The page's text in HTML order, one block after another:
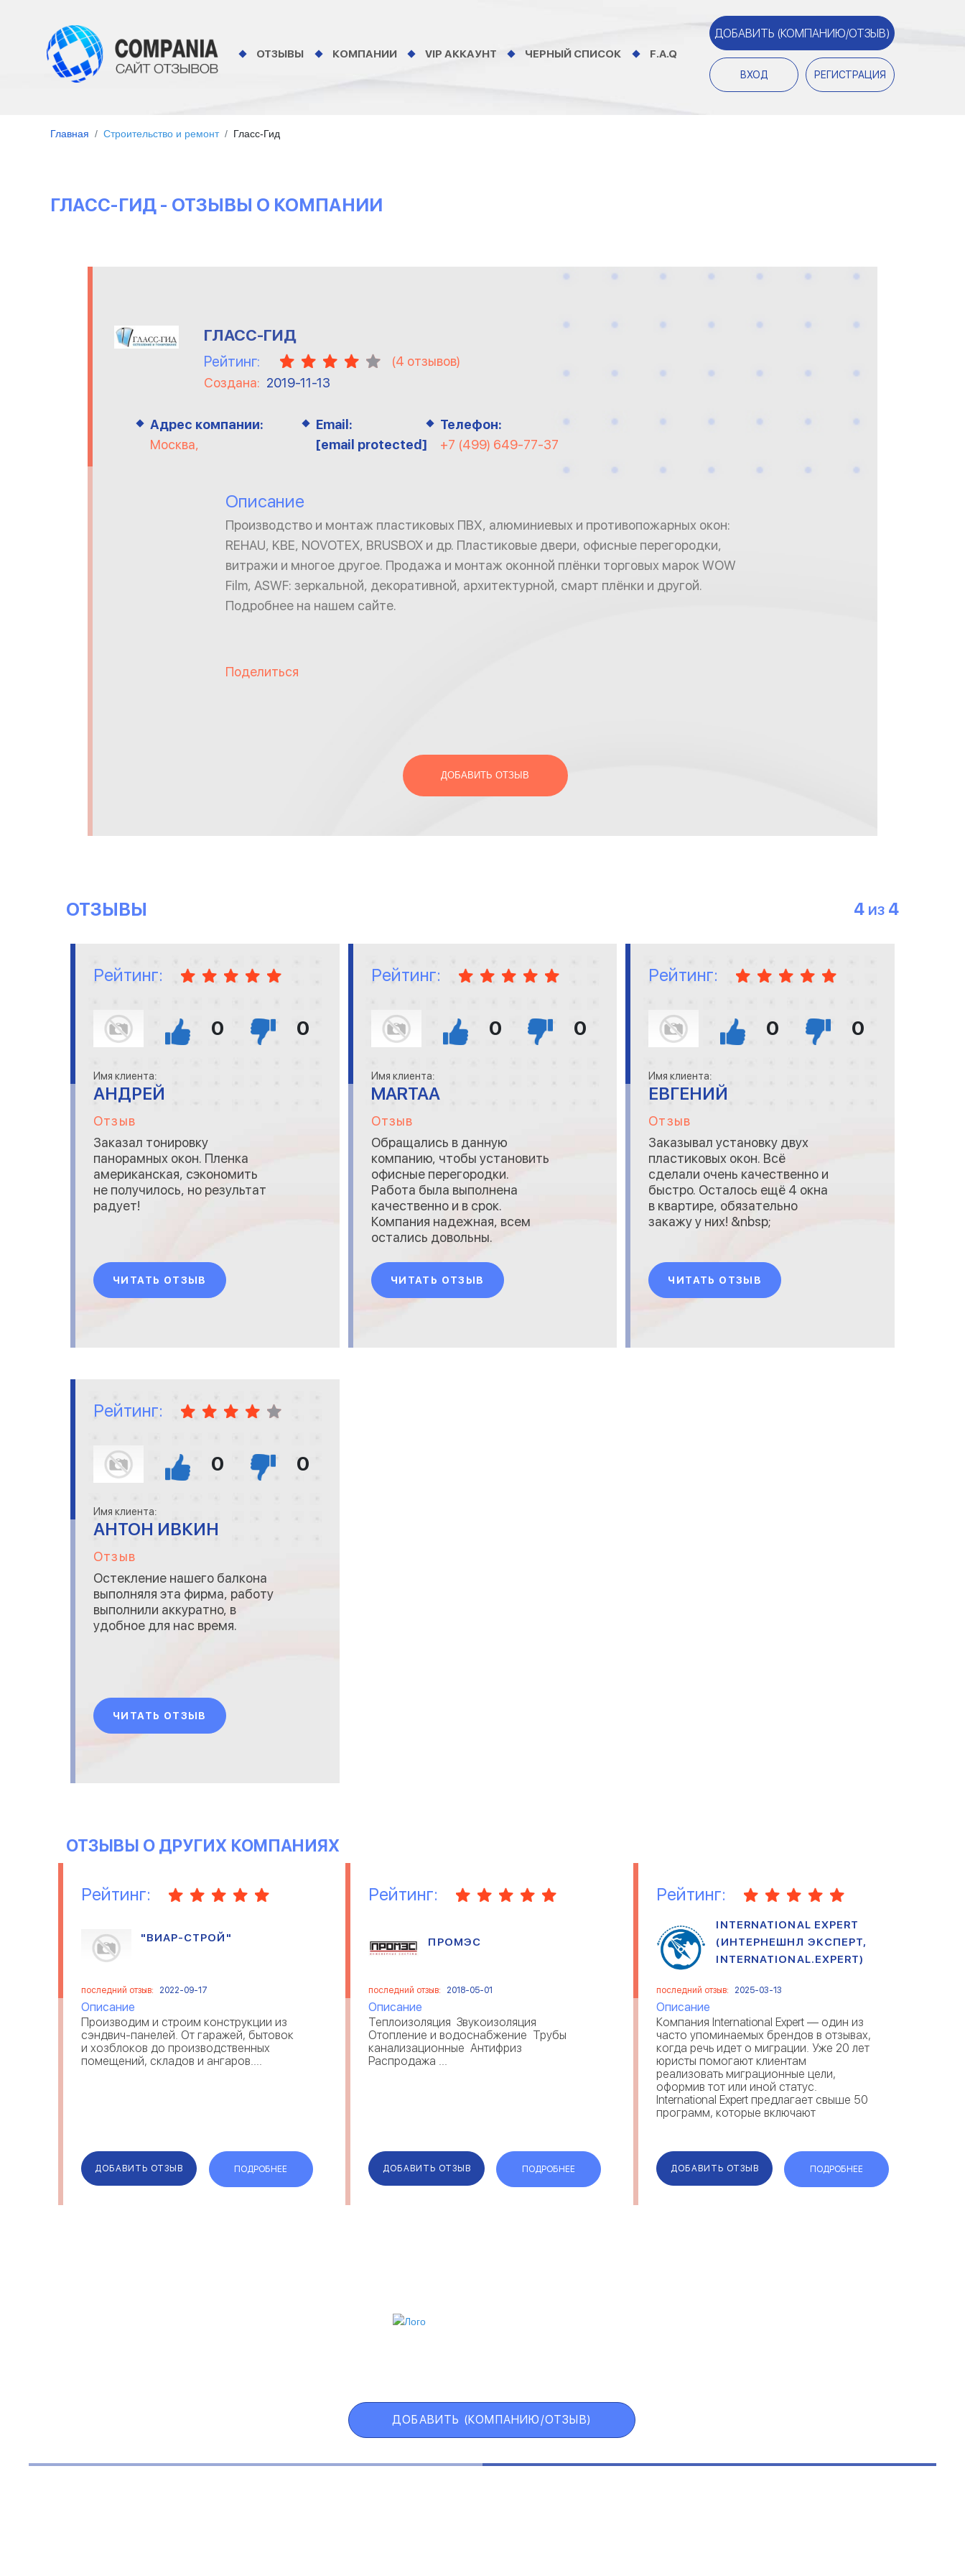
ОТЗЫВЫ КОМПАНИИ VIP АККАУНТ ЧЕРНЫЙ СПИСОК F.A.Q
ДОБАВИТЬ (КОМПАНИЮ/ОТЗЫВ)
ВХОД РЕГИСТРАЦИЯ
Главная Строительство и ремонт Гласс-Гид
ГЛАСС-ГИД - ОТЗЫВЫ О КОМПАНИИ
ГЛАСС-ГИД
Рейтинг: (4 отзывов)
Создана: 2019-11-13
Адрес компании:
Москва,
Email:
[email protected]
Телефон:
+7 (499) 649-77-37
Описание
Производство и монтаж пластиковых ПВХ, алюминиевых и противопожарных окон:
REHAU, KBE, NOVOTEX, BRUSBOX и др. Пластиковые двери, офисные перегородки,
витражи и многое другое. Продажа и монтаж оконной плёнки торговых марок WOW
Film, ASWF: зеркальной, декоративной, архитектурной, смарт плёнки и другой.
Подробнее на нашем сайте.
Поделиться
ДОБАВИТЬ ОТЗЫВ
ОТЗЫВЫ 4 ИЗ 4
Рейтинг:
0 0
Имя клиента:
АНДРЕЙ
Отзыв
Заказал тонировку
панорамных окон. Пленка
американская, сэкономить
не получилось, но результат
радует!
ЧИТАТЬ ОТЗЫВ
Рейтинг:
0 0
Имя клиента:
MARTAA
Отзыв
Обращались в данную
компанию, чтобы установить
офисные перегородки.
Работа была выполнена
качественно и в срок.
Компания надежная, всем
остались довольны.
ЧИТАТЬ ОТЗЫВ
Рейтинг:
0 0
Имя клиента:
ЕВГЕНИЙ
Отзыв
Заказывал установку двух
пластиковых окон. Всё
сделали очень качественно и
быстро. Осталось ещё 4 окна
в квартире, обязательно
закажу у них! &nbsp;
ЧИТАТЬ ОТЗЫВ
Рейтинг:
0 0
Имя клиента:
АНТОН ИВКИН
Отзыв
Остекление нашего балкона
выполняля эта фирма, работу
выполнили аккуратно, в
удобное для нас время.
ЧИТАТЬ ОТЗЫВ
ОТЗЫВЫ О ДРУГИХ КОМПАНИЯХ
Рейтинг:
"ВИАР-СТРОЙ"
последний отзыв: 2022-09-17
Описание
Производим и строим конструкции из
сэндвич-панелей. От гаражей, бытовок
и хозблоков до производственных
помещений, складов и ангаров....
ДОБАВИТЬ ОТЗЫВ ПОДРОБНЕЕ
Рейтинг:
ПРОМЭС
последний отзыв: 2018-05-01
Описание
Теплоизоляция Звукоизоляция
Отопление и водоснабжение Трубы
канализационные Антифриз
Распродажа ...
ДОБАВИТЬ ОТЗЫВ ПОДРОБНЕЕ
Рейтинг:
INTERNATIONAL EXPERT
(ИНТЕРНЕШНЛ ЭКСПЕРТ,
INTERNATIONAL.EXPERT)
последний отзыв: 2025-03-13
Описание
Компания International Expert — один из
часто упоминаемых брендов в отзывах,
когда речь идет о миграции. Уже 20 лет
юристы помогают клиентам
реализовать миграционные цели,
оформив тот или иной статус.
International Expert предлагает свыше 50
программ, которые включают
разными направлениями: репатриация,
инв...ДОБАВИТЬ ОТЗЫВ ПОДРОБНЕЕ
ДОБАВИТЬ (КОМПАНИЮ/ОТЗЫВ)